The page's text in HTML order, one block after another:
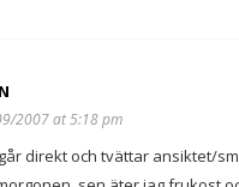
2007 at 5:18 pm
direkt och tvättar ansiktet/